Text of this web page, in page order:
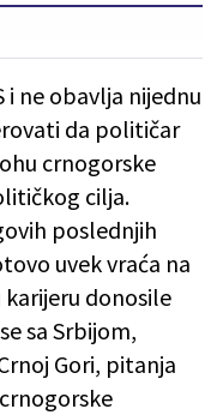
i ne obavlja nijednu
da političar
crnogorske
cilja.
poslednjih
uvek vraća na
donosile
sa Srbijom,
Gori, pitanja